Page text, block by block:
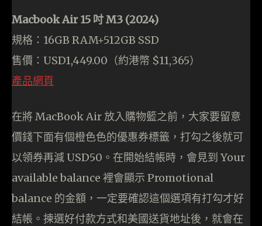
Macbook Air 15 吋 M3 (2024)
規格：16GB RAM+512GB SSD
售價：USD1,449.00（約港幣 $11,365）
產品網頁
在將 MacBook Air 放入購物籃之前，大家要留意
價錢下面有個橙色色的優惠券標籤，打勾之後就可
以領券再減 USD50。在開始結帳時，會見到 Your
available balance 裡會顯示 Promotional
balance 的金額，一定要確認這個選項有打勾才好
結帳。揀選好付款方式和美國送貨地址後，就會在